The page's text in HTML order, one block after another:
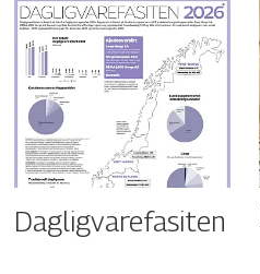
Dagligvarefasiten